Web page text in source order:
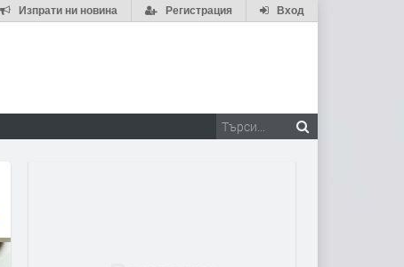
Вход
Регистрация
Изпрати ни новина